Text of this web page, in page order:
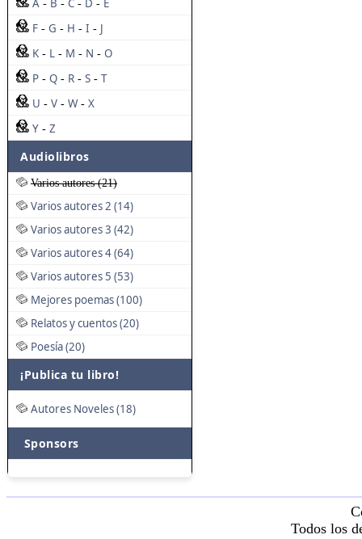
A - B - C - D - E
F - G - H - I - J
K - L - M - N - O
P - Q - R - S - T
U - V - W - X
Y - Z
Audiolibros
Varios autores (21)
Varios autores 2 (14)
Varios autores 3 (42)
Varios autores 4 (64)
Varios autores 5 (53)
Mejores poemas (100)
Relatos y cuentos (20)
Poesía (20)
¡Publica tu libro!
Autores Noveles (18)
Sponsors
Todos los